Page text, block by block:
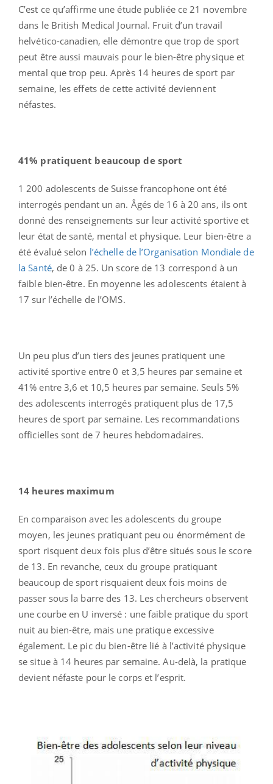
C’est ce qu’affirme une étude publiée ce 21 novembre
dans le British Medical Journal. Fruit d’un travail
helvético-canadien, elle démontre que trop de sport
peut être aussi mauvais pour le bien-être physique et
mental que trop peu. Après 14 heures de sport par
semaine, les effets de cette activité deviennent
néfastes.
41% pratiquent beaucoup de sport
1 200 adolescents de Suisse francophone ont été
interrogés pendant un an. Âgés de 16 à 20 ans, ils ont
donné des renseignements sur leur activité sportive et
leur état de santé, mental et physique. Leur bien-être a
été évalué selon l’échelle de l’Organisation Mondiale de
la Santé, de 0 à 25. Un score de 13 correspond à un
faible bien-être. En moyenne les adolescents étaient à
17 sur l’échelle de l’OMS.
Un peu plus d’un tiers des jeunes pratiquent une
activité sportive entre 0 et 3,5 heures par semaine et
41% entre 3,6 et 10,5 heures par semaine. Seuls 5%
des adolescents interrogés pratiquent plus de 17,5
heures de sport par semaine. Les recommandations
officielles sont de 7 heures hebdomadaires.
14 heures maximum
En comparaison avec les adolescents du groupe
moyen, les jeunes pratiquant peu ou énormément de
sport risquent deux fois plus d’être situés sous le score
de 13. En revanche, ceux du groupe pratiquant
beaucoup de sport risquaient deux fois moins de
passer sous la barre des 13. Les chercheurs observent
une courbe en U inversé : une faible pratique du sport
nuit au bien-être, mais une pratique excessive
également. Le pic du bien-être lié à l’activité physique
se situe à 14 heures par semaine. Au-delà, la pratique
devient néfaste pour le corps et l’esprit.